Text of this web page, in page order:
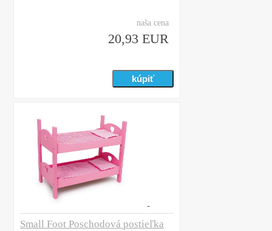
naša cena
20,93 EUR
Small Foot Poschodová postieľka